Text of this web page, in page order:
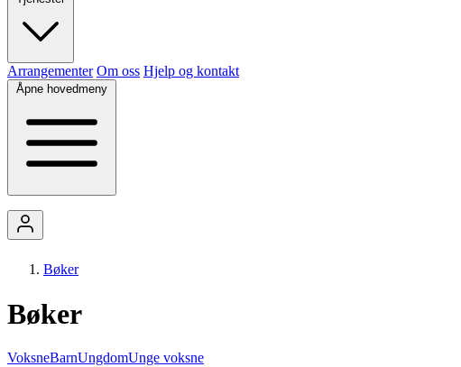
Arrangementer Om oss Hjelp og kontakt
Åpne hovedmeny
Bøker
Bøker
VoksneBarnUngdomUnge voksne